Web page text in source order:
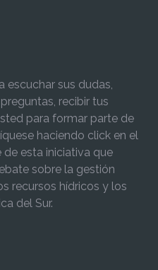
escuchar sus dudas,
recibir tus
para formar parte de
haciendo click en el
esta iniciativa que
sobre la gestión
recursos hídricos y los
del Sur.